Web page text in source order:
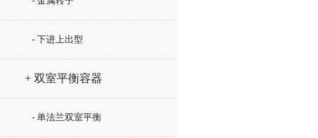
- 下进上出型
+ 双室平衡容器
- 单法兰双室平衡